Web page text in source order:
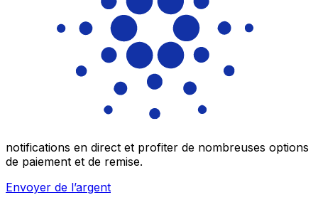
Transferts d'argent internationaux avec Xe
Envoyez de l'argent en ligne de façon sûre et rapide.
notifications en direct et profiter de nombreuses options
de paiement et de remise.
Envoyer de l’argent